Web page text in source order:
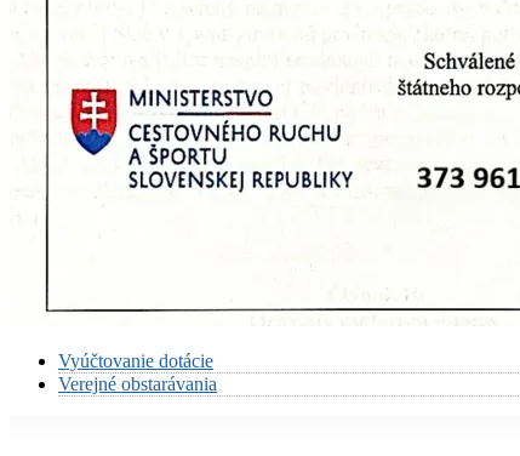
Vyúčtovanie dotácie
Verejné obstarávania